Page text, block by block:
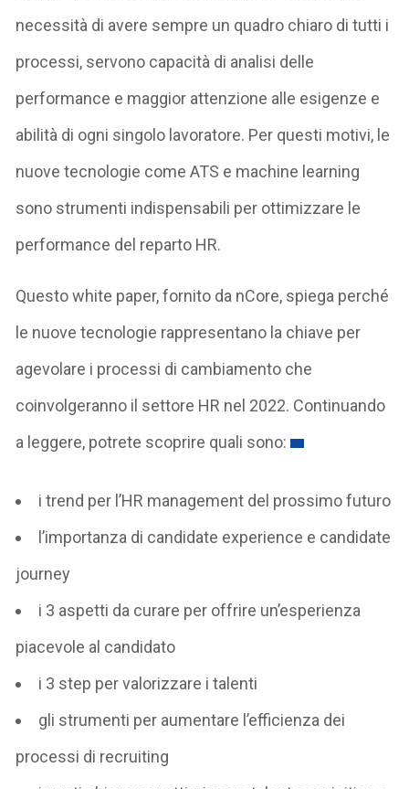
necessità di avere sempre un quadro chiaro di tutti i
processi, servono capacità di analisi delle
performance e maggior attenzione alle esigenze e
abilità di ogni singolo lavoratore. Per questi motivi, le
nuove tecnologie come ATS e machine learning
sono strumenti indispensabili per ottimizzare le
performance del reparto HR.
Questo white paper, fornito da nCore, spiega perché
le nuove tecnologie rappresentano la chiave per
agevolare i processi di cambiamento che
coinvolgeranno il settore HR nel 2022. Continuando
a leggere, potrete scoprire quali sono:
i trend per l’HR management del prossimo futuro
l’importanza di candidate experience e candidate
journey
i 3 aspetti da curare per offrire un’esperienza
piacevole al candidato
i 3 step per valorizzare i talenti
gli strumenti per aumentare l’efficienza dei
processi di recruiting